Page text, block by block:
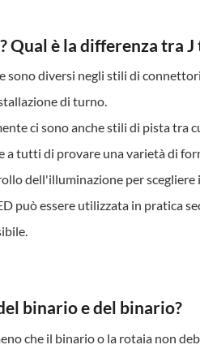
Qual è la differenza tra
sono diversi negli stili di
di turno.
ci sono anche stili di pista tra
a tutti di provare una varietà di
dell'illuminazione per scegliere
può essere utilizzata in pratica
binario e del binario?
che il binario o la rotaia non